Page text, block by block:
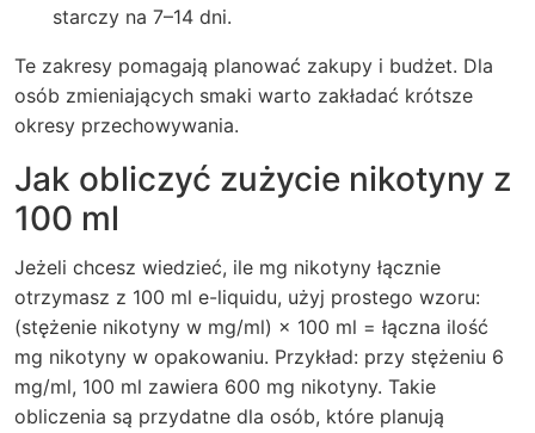
starczy na 7–14 dni.
Te zakresy pomagają planować zakupy i budżet. Dla
osób zmieniających smaki warto zakładać krótsze
okresy przechowywania.
Jak obliczyć zużycie nikotyny z
100 ml
Jeżeli chcesz wiedzieć, ile mg nikotyny łącznie
otrzymasz z 100 ml e-liquidu, użyj prostego wzoru:
(stężenie nikotyny w mg/ml) × 100 ml = łączna ilość
mg nikotyny w opakowaniu. Przykład: przy stężeniu 6
mg/ml, 100 ml zawiera 600 mg nikotyny. Takie
obliczenia są przydatne dla osób, które planują